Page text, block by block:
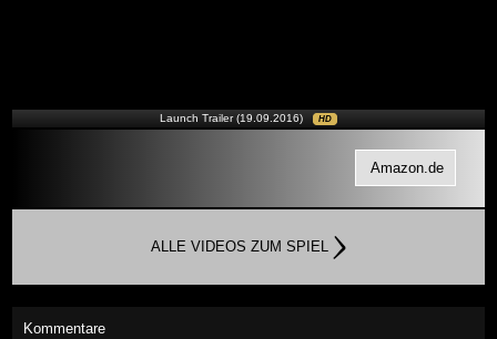
Launch Trailer (19.09.2016) HD
Amazon.de
ALLE VIDEOS ZUM SPIEL
Kommentare